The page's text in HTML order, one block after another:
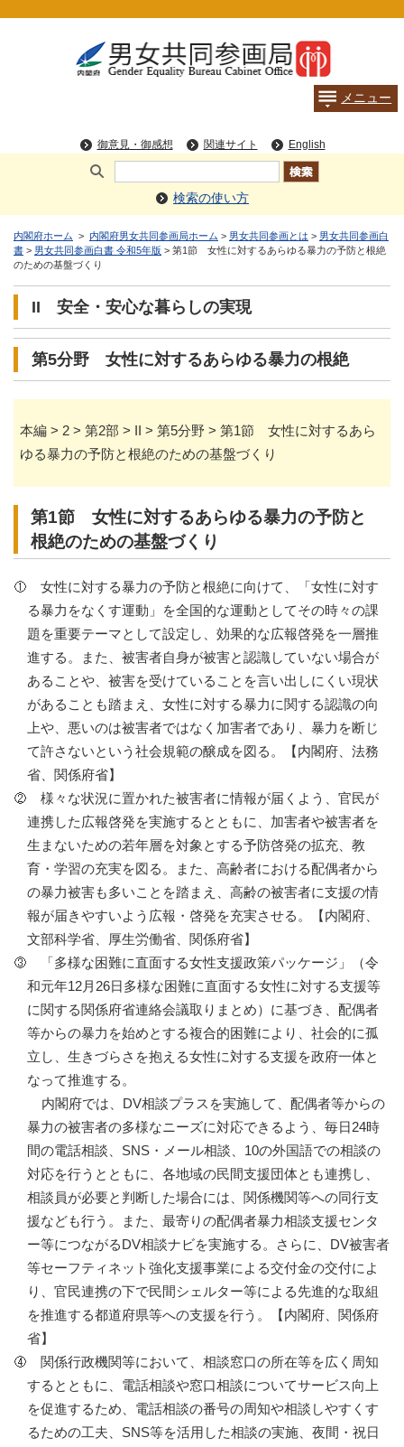
検索の使い方
内閣府ホーム > 内閣府男女共同参画局ホーム > 男女共同参画とは > 男女共同参画白
書 > 男女共同参画白書 令和5年版 > 第1節 女性に対するあらゆる暴力の予防と根絶
のための基盤づくり
II 安全・安心な暮らしの実現
第5分野 女性に対するあらゆる暴力の根絶
本編 > 2 > 第2部 > II > 第5分野 > 第1節 女性に対するあら
ゆる暴力の予防と根絶のための基盤づくり
第1節 女性に対するあらゆる暴力の予防と
根絶のための基盤づくり
女性に対する暴力の予防と根絶に向けて、「女性に対す
る暴力をなくす運動」を全国的な運動としてその時々の課
題を重要テーマとして設定し、効果的な広報啓発を一層推
進する。また、被害者自身が被害と認識していない場合が
あることや、被害を受けていることを言い出しにくい現状
があることも踏まえ、女性に対する暴力に関する認識の向
上や、悪いのは被害者ではなく加害者であり、暴力を断じ
て許さないという社会規範の醸成を図る。【内閣府、法務
省、関係府省】
様々な状況に置かれた被害者に情報が届くよう、官民が
連携した広報啓発を実施するとともに、加害者や被害者を
生まないための若年層を対象とする予防啓発の拡充、教
育・学習の充実を図る。また、高齢者における配偶者から
の暴力被害も多いことを踏まえ、高齢の被害者に支援の情
報が届きやすいよう広報・啓発を充実させる。【内閣府、
文部科学省、厚生労働省、関係府省】
「多様な困難に直面する女性支援政策パッケージ」（令
和元年12月26日多様な困難に直面する女性に対する支援等
に関する関係府省連絡会議取りまとめ）に基づき、配偶者
等からの暴力を始めとする複合的困難により、社会的に孤
立し、生きづらさを抱える女性に対する支援を政府一体と
なって推進する。
内閣府では、DV相談プラスを実施して、配偶者等からの
暴力の被害者の多様なニーズに対応できるよう、毎日24時
間の電話相談、SNS・メール相談、10の外国語での相談の
対応を行うとともに、各地域の民間支援団体とも連携し、
相談員が必要と判断した場合には、関係機関等への同行支
援なども行う。また、最寄りの配偶者暴力相談支援センタ
ー等につながるDV相談ナビを実施する。さらに、DV被害者
等セーフティネット強化支援事業による交付金の交付によ
り、官民連携の下で民間シェルター等による先進的な取組
を推進する都道府県等への支援を行う。【内閣府、関係府
省】
関係行政機関等において、相談窓口の所在等を広く周知
するとともに、電話相談や窓口相談についてサービス向上
を促進するため、電話相談の番号の周知や相談しやすくす
るための工夫、SNS等を活用した相談の実施、夜間・祝日